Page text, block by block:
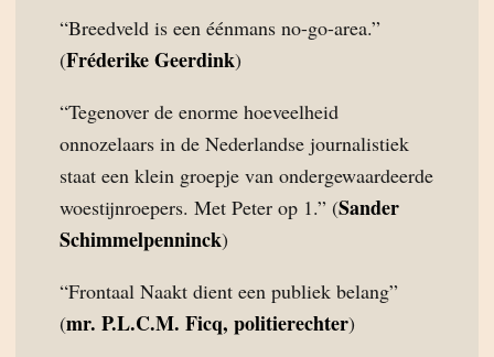
“Breedveld is een éénmans no-go-area.”
(Fréderike Geerdink)
“Tegenover de enorme hoeveelheid
onnozelaars in de Nederlandse journalistiek
staat een klein groepje van ondergewaardeerde
woestijnroepers. Met Peter op 1.” (Sander
Schimmelpenninck)
“Frontaal Naakt dient een publiek belang”
(mr. P.L.C.M. Ficq, politierechter)